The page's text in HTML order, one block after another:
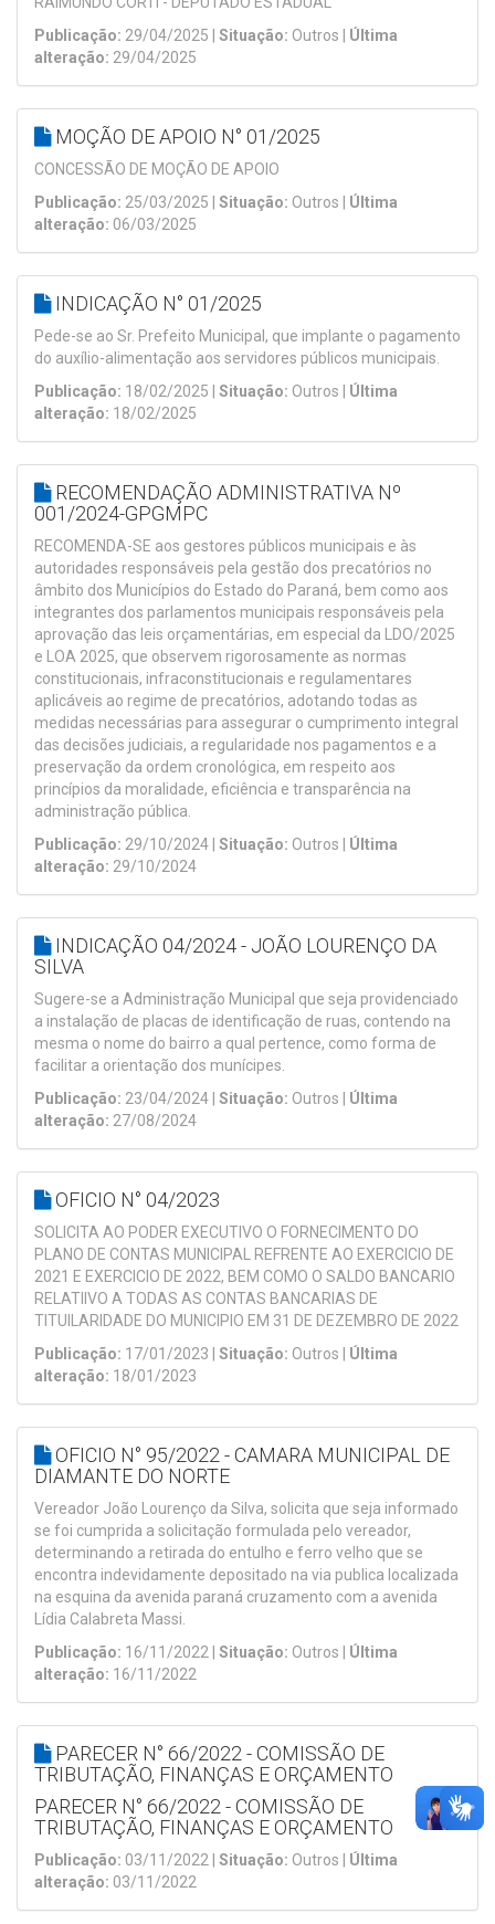
Publicação: 29/04/2025 | Situação: Outros | Última
alteração: 29/04/2025
MOÇÃO DE APOIO N° 01/2025
CONCESSÃO DE MOÇÃO DE APOIO
Publicação: 25/03/2025 | Situação: Outros | Última
alteração: 06/03/2025
INDICAÇÃO N° 01/2025
Pede-se ao Sr. Prefeito Municipal, que implante o pagamento
do auxílio-alimentação aos servidores públicos municipais.
Publicação: 18/02/2025 | Situação: Outros | Última
alteração: 18/02/2025
RECOMENDAÇÃO ADMINISTRATIVA Nº
001/2024-GPGMPC
RECOMENDA-SE aos gestores públicos municipais e às
autoridades responsáveis pela gestão dos precatórios no
âmbito dos Municípios do Estado do Paraná, bem como aos
integrantes dos parlamentos municipais responsáveis pela
aprovação das leis orçamentárias, em especial da LDO/2025
e LOA 2025, que observem rigorosamente as normas
constitucionais, infraconstitucionais e regulamentares
aplicáveis ao regime de precatórios, adotando todas as
medidas necessárias para assegurar o cumprimento integral
das decisões judiciais, a regularidade nos pagamentos e a
preservação da ordem cronológica, em respeito aos
princípios da moralidade, eficiência e transparência na
administração pública.
Publicação: 29/10/2024 | Situação: Outros | Última
alteração: 29/10/2024
INDICAÇÃO 04/2024 - JOÃO LOURENÇO DA
SILVA
Sugere-se a Administração Municipal que seja providenciado
a instalação de placas de identificação de ruas, contendo na
mesma o nome do bairro a qual pertence, como forma de
facilitar a orientação dos munícipes.
Publicação: 23/04/2024 | Situação: Outros | Última
alteração: 27/08/2024
OFICIO N° 04/2023
SOLICITA AO PODER EXECUTIVO O FORNECIMENTO DO
PLANO DE CONTAS MUNICIPAL REFRENTE AO EXERCICIO DE
2021 E EXERCICIO DE 2022, BEM COMO O SALDO BANCARIO
RELATIIVO A TODAS AS CONTAS BANCARIAS DE
TITUILARIDADE DO MUNICIPIO EM 31 DE DEZEMBRO DE 2022
Publicação: 17/01/2023 | Situação: Outros | Última
alteração: 18/01/2023
OFICIO N° 95/2022 - CAMARA MUNICIPAL DE
DIAMANTE DO NORTE
Vereador João Lourenço da Silva, solicita que seja informado
se foi cumprida a solicitação formulada pelo vereador,
determinando a retirada do entulho e ferro velho que se
encontra indevidamente depositado na via publica localizada
na esquina da avenida paraná cruzamento com a avenida
Lídia Calabreta Massi.
Publicação: 16/11/2022 | Situação: Outros | Última
alteração: 16/11/2022
PARECER N° 66/2022 - COMISSÃO DE
TRIBUTAÇÃO, FINANÇAS E ORÇAMENTO
PARECER N° 66/2022 - COMISSÃO DE
TRIBUTAÇÃO, FINANÇAS E ORÇAMENTO
Publicação: 03/11/2022 | Situação: Outros | Última
alteração: 03/11/2022